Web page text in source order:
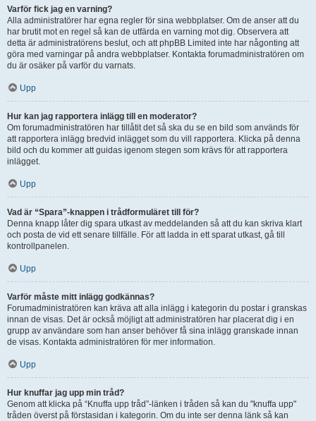
Varför fick jag en varning?
Alla administratörer har egna regler för sina webbplatser. Om de anser att du
har brutit mot en regel så kan de utfärda en varning mot dig. Observera att
detta är administratörens beslut, och att phpBB Limited inte har någonting att
göra med varningar på andra webbplatser. Kontakta forumadministratören om
du är osäker på varför du varnats.
Upp
Hur kan jag rapportera inlägg till en moderator?
Om forumadministratören har tillåtit det så ska du se en bild som används för
att rapportera inlägg bredvid inlägget som du vill rapportera. Klicka på denna
bild och du kommer att guidas igenom stegen som krävs för att rapportera
inlägget.
Upp
Vad är “Spara”-knappen i trådformuläret till för?
Denna knapp låter dig spara utkast av meddelanden så att du kan skriva klart
och posta de vid ett senare tillfälle. För att ladda in ett sparat utkast, gå till
kontrollpanelen.
Upp
Varför måste mitt inlägg godkännas?
Forumadministratören kan kräva att alla inlägg i kategorin du postar i granskas
innan de visas. Det är också möjligt att administratören har placerat dig i en
grupp av användare som han anser behöver få sina inlägg granskade innan
de visas. Kontakta administratören för mer information.
Upp
Hur knuffar jag upp min tråd?
Genom att klicka på “Knuffa upp tråd”-länken i tråden så kan du "knuffa upp"
tråden överst på förstasidan i kategorin. Om du inte ser denna länk så kan